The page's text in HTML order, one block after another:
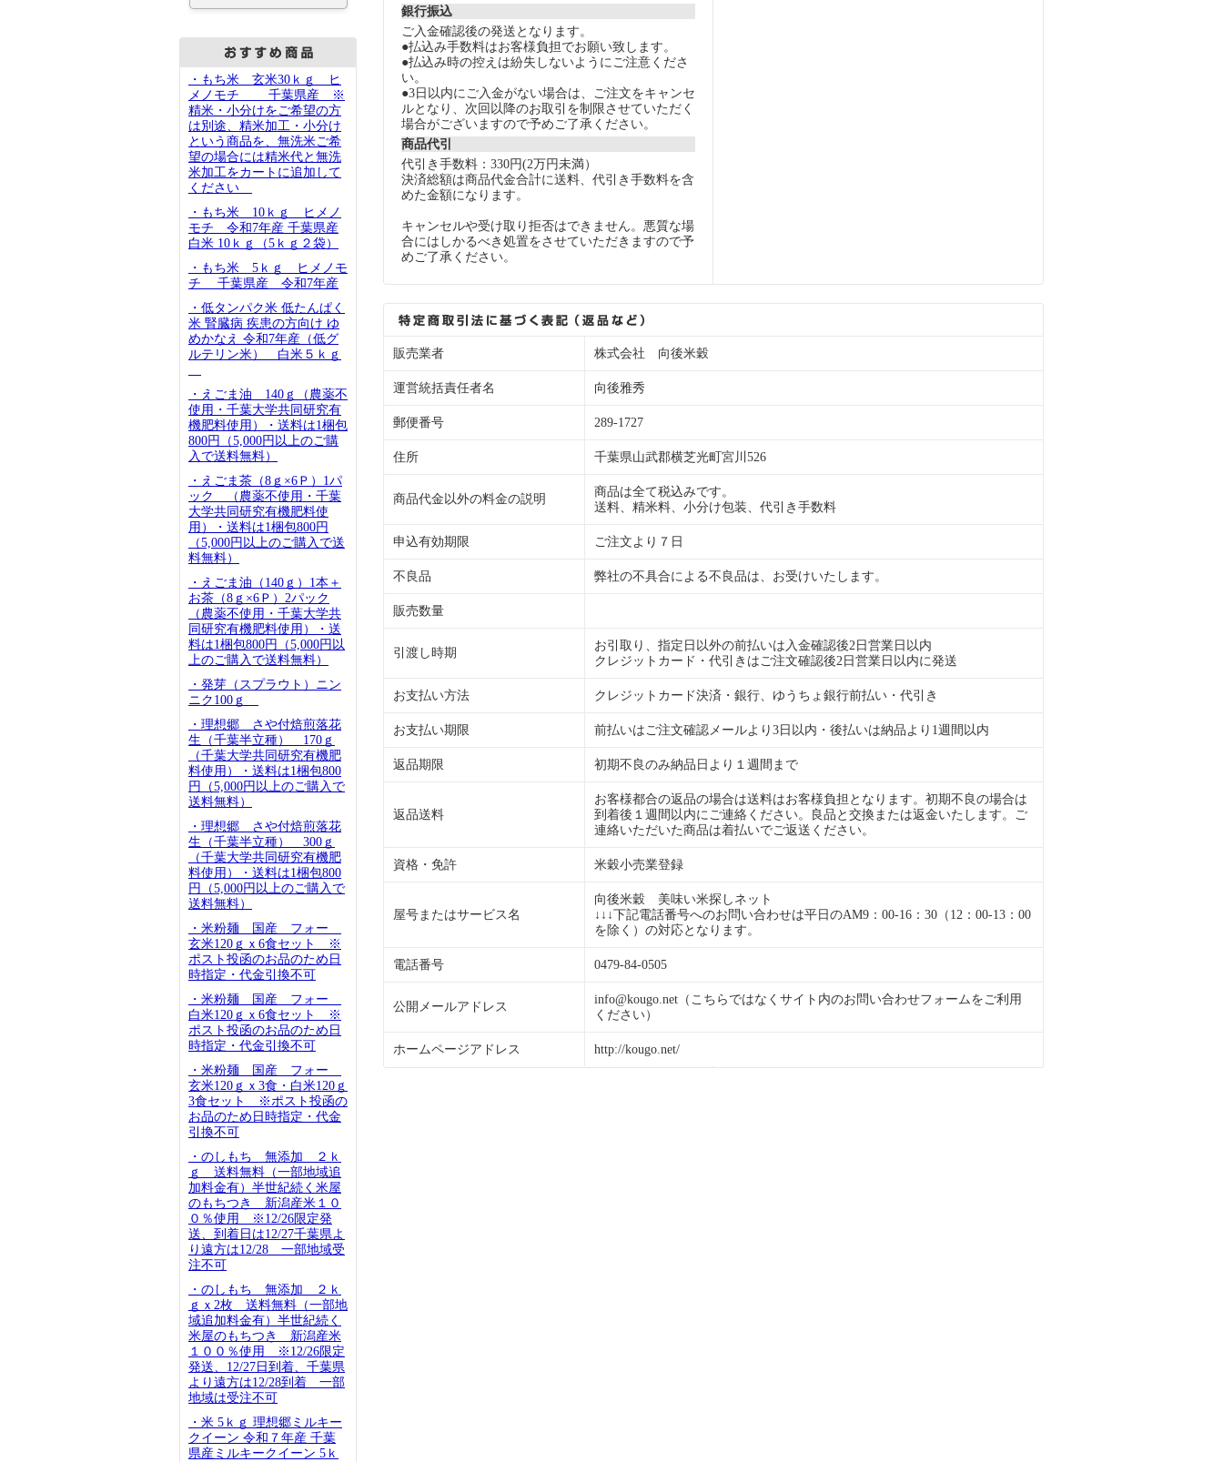
・もち米 玄米30ｋｇ ヒ
メノモチ 千葉県産 ※
精米・小分けをご希望の方
は別途、精米加工・小分け
という商品を、無洗米ご希
望の場合には精米代と無洗
米加工をカートに追加して
ください
・もち米 10ｋｇ ヒメノ
モチ 令和7年産 千葉県産
白米 10ｋｇ（5ｋｇ２袋）
・もち米 5ｋｇ ヒメノモ
チ 千葉県産 令和7年産
・低タンパク米 低たんぱく
米 腎臓病 疾患の方向け ゆ
めかなえ 令和7年産（低グ
ルテリン米） 白米５ｋｇ
・えごま油 140ｇ（農薬不
使用・千葉大学共同研究有
機肥料使用）・送料は1梱包
800円（5,000円以上のご購
入で送料無料）
・えごま茶（8ｇ×6Ｐ）1パ
ック （農薬不使用・千葉
大学共同研究有機肥料使
用）・送料は1梱包800円
（5,000円以上のご購入で送
料無料）
・えごま油（140ｇ）1本＋
お茶（8ｇ×6Ｐ）2パック
（農薬不使用・千葉大学共
同研究有機肥料使用）・送
料は1梱包800円（5,000円以
上のご購入で送料無料）
・発芽（スプラウト）ニン
ニク100ｇ
・理想郷 さや付焙煎落花
生（千葉半立種） 170ｇ
（千葉大学共同研究有機肥
料使用）・送料は1梱包800
円（5,000円以上のご購入で
送料無料）
・理想郷 さや付焙煎落花
生（千葉半立種） 300ｇ
（千葉大学共同研究有機肥
料使用）・送料は1梱包800
円（5,000円以上のご購入で
送料無料）
・米粉麺 国産 フォー
玄米120ｇｘ6食セット ※
ポスト投函のお品のため日
時指定・代金引換不可
・米粉麺 国産 フォー
白米120ｇｘ6食セット ※
ポスト投函のお品のため日
時指定・代金引換不可
・米粉麺 国産 フォー
玄米120ｇｘ3食・白米120ｇ
3食セット ※ポスト投函の
お品のため日時指定・代金
引換不可
・のしもち 無添加 ２ｋ
ｇ 送料無料（一部地域追
加料金有）半世紀続く米屋
のもちつき 新潟産米１０
０％使用 ※12/26限定発
送、到着日は12/27千葉県よ
り遠方は12/28 一部地域受
注不可
・のしもち 無添加 ２ｋ
ｇｘ2枚 送料無料（一部地
域追加料金有）半世紀続く
米屋のもちつき 新潟産米
１００％使用 ※12/26限定
発送、12/27日到着、千葉県
より遠方は12/28到着 一部
地域は受注不可
・米 5ｋｇ 理想郷ミルキー
クイーン 令和７年産 千葉
県産ミルキークイーン 5ｋ
銀行振込
ご入金確認後の発送となります。
●払込み手数料はお客様負担でお願い致します。
●払込み時の控えは紛失しないようにご注意くださ
い。
●3日以内にご入金がない場合は、ご注文をキャンセ
ルとなり、次回以降のお取引を制限させていただく
場合がございますので予めご了承ください。
商品代引
代引き手数料：330円(2万円未満）
決済総額は商品代金合計に送料、代引き手数料を含
めた金額になります。
キャンセルや受け取り拒否はできません。悪質な場
合にはしかるべき処置をさせていただきますので予
めご了承ください。
販売業者 株式会社 向後米穀
運営統括責任者名 向後雅秀
郵便番号 289-1727
住所 千葉県山武郡横芝光町宮川526
商品代金以外の料金の説明
商品は全て税込みです。
送料、精米料、小分け包装、代引き手数料
申込有効期限 ご注文より７日
不良品 弊社の不具合による不良品は、お受けいたします。
販売数量
引渡し時期
お引取り、指定日以外の前払いは入金確認後2日営業日以内
クレジットカード・代引きはご注文確認後2日営業日以内に発送
お支払い方法 クレジットカード決済・銀行、ゆうちょ銀行前払い・代引き
お支払い期限 前払いはご注文確認メールより3日以内・後払いは納品より1週間以内
返品期限 初期不良のみ納品日より１週間まで
返品送料
お客様都合の返品の場合は送料はお客様負担となります。初期不良の場合は
到着後１週間以内にご連絡ください。良品と交換または返金いたします。ご
連絡いただいた商品は着払いでご返送ください。
資格・免許 米穀小売業登録
屋号またはサービス名
向後米穀 美味い米探しネット
↓↓↓下記電話番号へのお問い合わせは平日のAM9：00-16：30（12：00-13：00
を除く）の対応となります。
電話番号 0479-84-0505
公開メールアドレス
info@kougo.net（こちらではなくサイト内のお問い合わせフォームをご利用
ください）
ホームページアドレス http://kougo.net/